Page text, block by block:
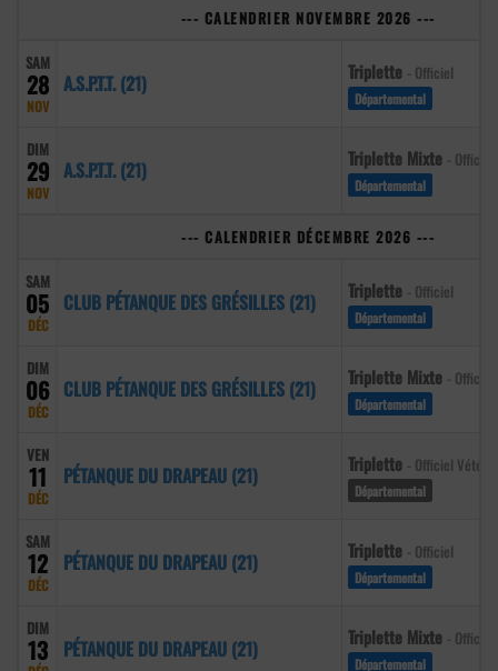
--- CALENDRIER NOVEMBRE 2026 ---
SAM
28
NOV
A.S.P.T.T. (21) Triplette - Officiel
Départemental
DIM
29
NOV
A.S.P.T.T. (21) Triplette Mixte - Officiel
Départemental
--- CALENDRIER DÉCEMBRE 2026 ---
SAM
05
DÉC
CLUB PÉTANQUE DES GRÉSILLES (21) Triplette - Officiel
Départemental
DIM
06
DÉC
CLUB PÉTANQUE DES GRÉSILLES (21) Triplette Mixte - Officiel
Départemental
VEN
11
DÉC
PÉTANQUE DU DRAPEAU (21) Triplette - Officiel
Départemental
SAM
12
DÉC
PÉTANQUE DU DRAPEAU (21) Triplette - Officiel
Départemental
DIM
13 PÉTANQUE DU DRAPEAU (21) Triplette Mixte - Officiel
Départemental